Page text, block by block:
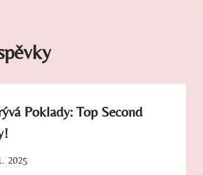
Poklady: Top Second
2025